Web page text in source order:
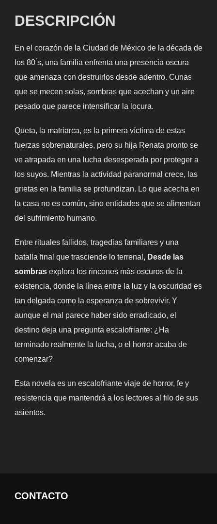
DESCRIPCIÓN
En el corazón de la Ciudad de México de la década de
los 80 ́s, una familia enfrenta una presencia oscura
que amenaza con destruirlos desde adentro. Cunas
que se mecen solas, sombras que acechan y un aire
pesado que parece intensificar la locura.
Queta, la matriarca, es la primera víctima de estas
fuerzas sobrenaturales, pero su hija Renata pronto se
ve atrapada en una lucha desesperada por proteger a
los suyos. Mientras la actividad paranormal crece, las
grietas en la familia se profundizan. Lo que acecha en
la casa no es común, sino entidades que se alimentan
del sufrimiento humano.
Entre rituales fallidos, tragedias familiares y una
batalla final que trasciende lo terrenal , Desde las
sombras explora los rincones más oscuros de la
existencia, donde la línea entre la luz y la oscuridad es
tan delgada como la esperanza de sobrevivir. Y
aunque el mal parece haber sido erradicado, el
destino deja una pregunta escalofriante: ¿Ha
terminado realmente la lucha, o el horror acaba de
comenzar?
Esta novela es un escalofriante viaje de horror, fe y
resistencia que mantendrá a los lectores al filo de sus
asientos.
CONTACTO